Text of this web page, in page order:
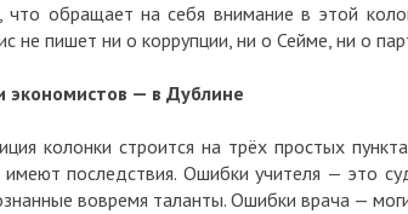
что обращает на себя внимание в этой
не пишет ни о коррупции, ни о Сейме, ни о
экономистов — в Дублине
колонки строится на трёх простых
последствия. Ошибки учителя — это
вовремя таланты. Ошибки врача —